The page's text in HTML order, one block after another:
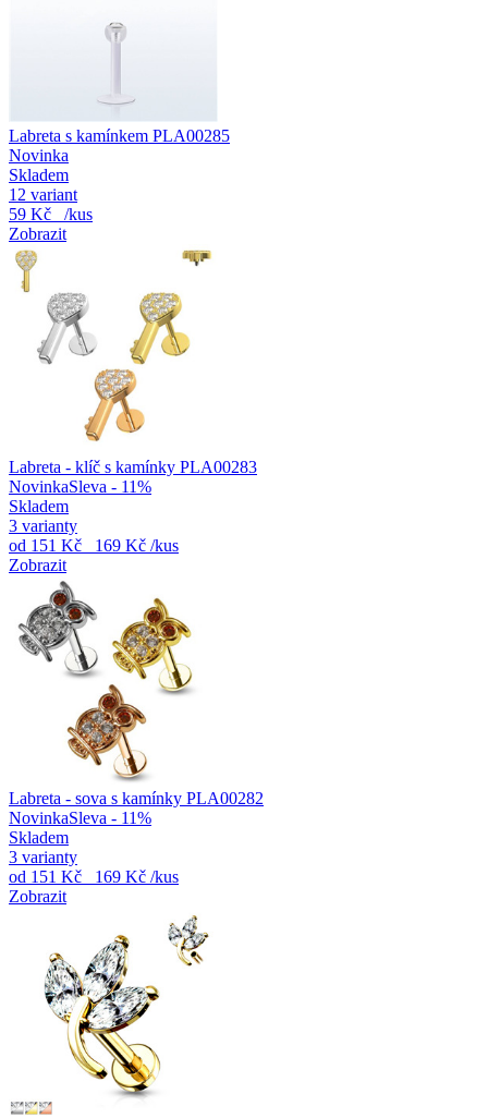
Labreta s kamínkem PLA00285
Novinka
Skladem
12 variant
59 Kč
/kus
Zobrazit
Labreta - klíč s kamínky PLA00283
NovinkaSleva - 11%
Skladem
3 varianty
od 151 Kč 169 Kč /kus
Zobrazit
Labreta - sova s kamínky PLA00282
NovinkaSleva - 11%
Skladem
3 varianty
od 151 Kč 169 Kč /kus
Zobrazit